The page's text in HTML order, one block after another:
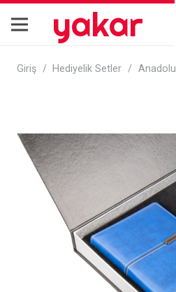
yakar
Giriş / Hediyelik Setler /